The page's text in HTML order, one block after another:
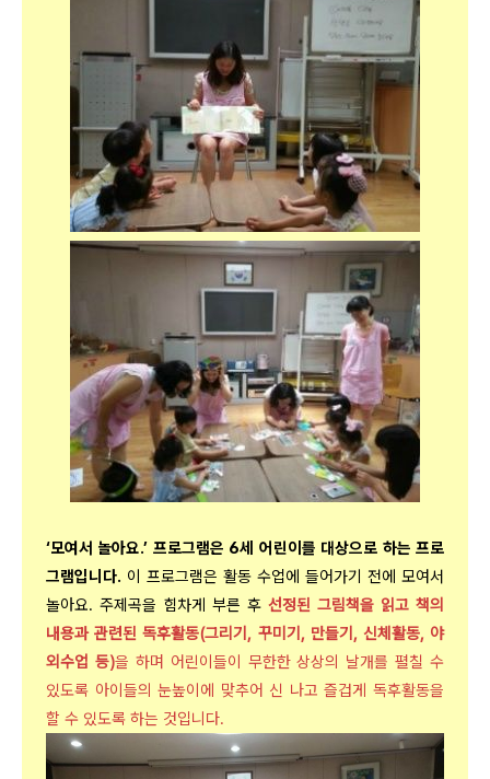
‘모여서 놀아요.’ 프로그램은 6세 어린이를 대상으로 하는 프로
그램입니다. 이 프로그램은 활동 수업에 들어가기 전에 모여서
놀아요. 주제곡을 힘차게 부른 후 선정된 그림책을 읽고 책의
내용과 관련된 독후활동(그리기, 꾸미기, 만들기, 신체활동, 야
외수업 등)을 하며 어린이들이 무한한 상상의 날개를 펼칠 수
있도록 아이들의 눈높이에 맞추어 신 나고 즐겁게 독후활동을
할 수 있도록 하는 것입니다.